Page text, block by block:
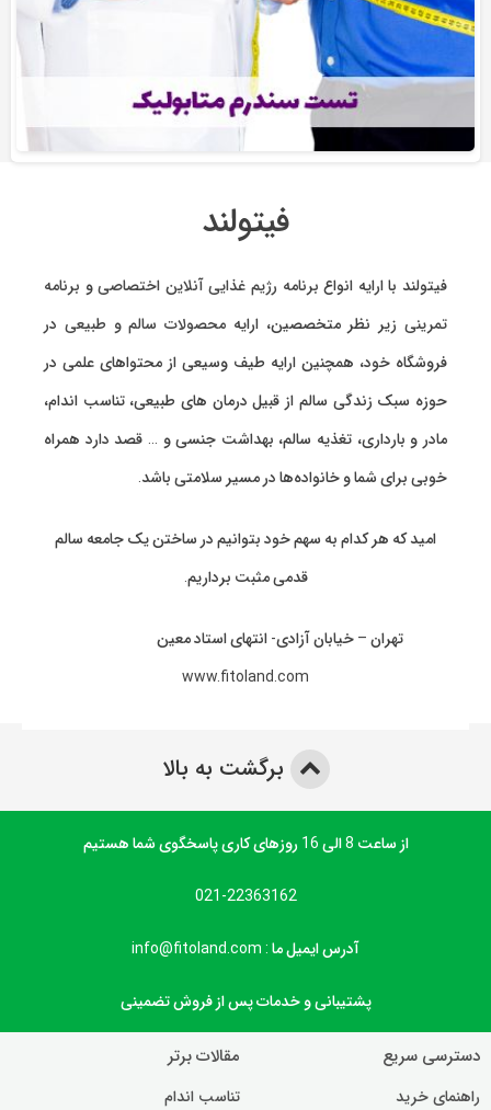
فیتولند
فیتولند با ارایه انواع برنامه رژیم غذایی آنلاین اختصاصیو برنامه
تمرینیزیر نظر متخصصین، ارایه محصولات سالم و طبیعی در
فروشگاه خود، همچنین ارایه طیف وسیعی از محتواهای علمی در
حوزه سبک زندگی سالم از قبیل درمان های طبیعی، تناسب اندام،
مادر و بارداری، تغذیه سالم، بهداشت جنسی و … قصد دارد همراه
خوبی برای شما و خانواده‌ها در مسیر سلامتی باشد.
امید که هر کدام به سهم خود بتوانیم در ساختن یک جامعه سالم
قدمی مثبت برداریم.
تهران – خیابان آزادی- انتهای استاد معین
www.fitoland.com
برگشت به بالا
از ساعت 8 الی 16 روزهای کاری پاسخگوی شما هستیم
021-22363162
آدرس ایمیل ما : info@fitoland.com
پشتیبانی و خدمات پس از فروش تضمینی
دسترسی سریع
راهنمای خرید
مقالات برتر
تناسب اندام